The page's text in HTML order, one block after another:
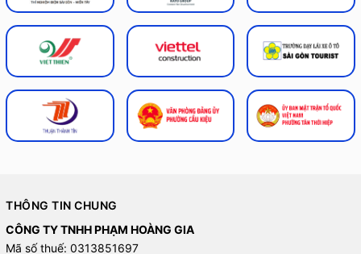
THÔNG TIN CHUNG
CÔNG TY TNHH PHẠM HOÀNG GIA
Mã số thuế: 0313851697